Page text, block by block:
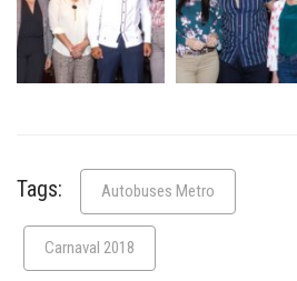
Tags: Autobuses Metro
Carnaval 2018